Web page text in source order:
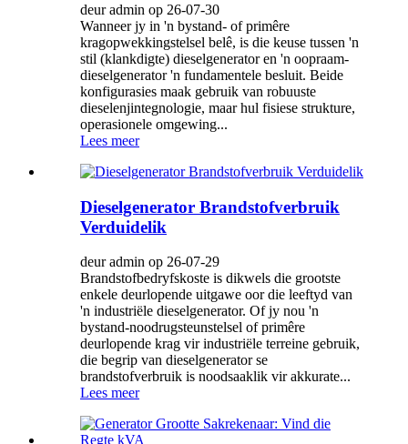
deur admin op 26-07-30
Wanneer jy in 'n bystand- of primêre
kragopwekkingstelsel belê, is die keuse tussen 'n
stil (klankdigte) dieselgenerator en 'n oopraam-
dieselgenerator 'n fundamentele besluit. Beide
konfigurasies maak gebruik van robuuste
dieselenjintegnologie, maar hul fisiese strukture,
operasionele omgewing...
Lees meer
Dieselgenerator Brandstofverbruik
Verduidelik
deur admin op 26-07-29
Brandstofbedryfskoste is dikwels die grootste
enkele deurlopende uitgawe oor die leeftyd van
'n industriële dieselgenerator. Of jy nou 'n
bystand-noodrugsteunstelsel of primêre
deurlopende krag vir industriële terreine gebruik,
die begrip van dieselgenerator se
brandstofverbruik is noodsaaklik vir akkurate...
Lees meer